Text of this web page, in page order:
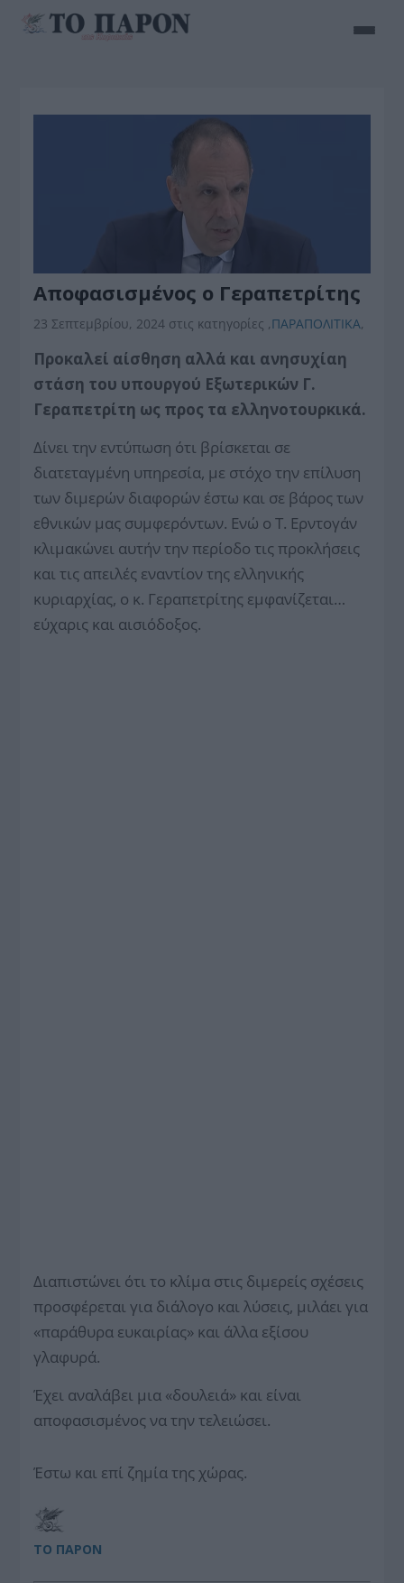
Αποφασισμένος ο Γεραπετρίτης
23 Σεπτεμβρίου, 2024 στις κατηγορίες ,ΠΑΡΑΠΟΛΙΤΙΚΑ,
Προκαλεί αίσθηση αλλά και ανησυχίαη
στάση του υπουργού Εξωτερικών Γ.
Γεραπετρίτη ως προς τα ελληνοτουρκικά.
Δίνει την εντύπωση ότι βρίσκεται σε
διατεταγμένη υπηρεσία, με στόχο την επίλυση
των διμερών διαφορών έστω και σε βάρος των
εθνικών μας συμφερόντων. Ενώ ο Τ. Ερντογάν
κλιμακώνει αυτήν την περίοδο τις προκλήσεις
και τις απειλές εναντίον της ελληνικής
κυριαρχίας, ο κ. Γεραπετρίτης εμφανίζεται…
εύχαρις και αισιόδοξος.
Διαπιστώνει ότι το κλίμα στις διμερείς σχέσεις
προσφέρεται για διάλογο και λύσεις, μιλάει για
«παράθυρα ευκαιρίας» και άλλα εξίσου
γλαφυρά.
Έχει αναλάβει μια «δουλειά» και είναι
αποφασισμένος να την τελειώσει.
Έστω και επί ζημία της χώρας.
ΤΟ ΠΑΡΟΝ